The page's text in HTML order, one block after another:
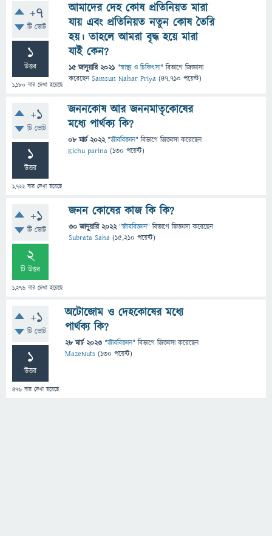
+7
টি ভোট
1
উত্তর
1,180 বার দেখা হয়েছে
আমাদের দেহ কোষ প্রতিনিয়ত মারা
যায় এবং প্রতিনিয়ত নতুন কোষ তৈরি
হয়। তাহলে আমরা বৃদ্ধ হয়ে মারা
যাই কেন?
15 জানুয়ারি 2021 "স্বাস্থ্য ও চিকিৎসা" বিভাগে জিজ্ঞাসা
করেছেনSamsun Nahar Priya (47,710 পয়েন্ট)
+1
টি ভোট
1
উত্তর
1,722বার দেখা হয়েছে
জননকোষ আর জননমাতৃকোষের
মধ্যে পার্থক্য কি?
08 মার্চ 2022 "জীববিজ্ঞান" বিভাগে জিজ্ঞাসাকরেছেন
Kichu parina (130 পয়েন্ট)
+1
টি ভোট
2
টি উত্তর
1,276 বার দেখা হয়েছে
জনন কোষের কাজ কি কি?
30 জানুয়ারি 2022 "জীববিজ্ঞান" বিভাগে জিজ্ঞাসাকরেছেন
Subrata Saha (15,210 পয়েন্ট)
+1
টি ভোট
1
উত্তর
476 বার দেখা হয়েছে
অটোজোম ও দেহকোষের মধ্যে
পার্থক্য কি?
28 মার্চ 2023 "জীববিজ্ঞান" বিভাগে জিজ্ঞাসাকরেছেন
MazeNuts (130 পয়েন্ট)